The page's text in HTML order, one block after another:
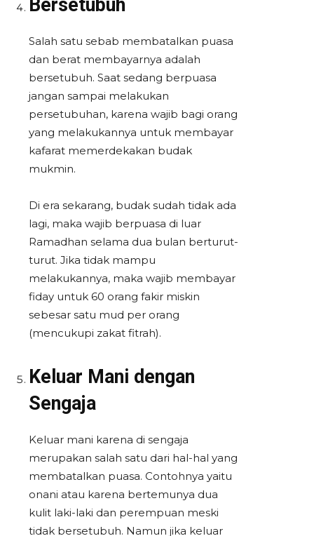
Bersetubuh
Salah satu sebab membatalkan puasa
dan berat membayarnya adalah
bersetubuh. Saat sedang berpuasa
jangan sampai melakukan
persetubuhan, karena wajib bagi orang
yang melakukannya untuk membayar
kafarat memerdekakan budak
mukmin.
Di era sekarang, budak sudah tidak ada
lagi, maka wajib berpuasa di luar
Ramadhan selama dua bulan berturut-
turut. Jika tidak mampu
melakukannya, maka wajib membayar
fiday untuk 60 orang fakir miskin
sebesar satu mud per orang
(mencukupi zakat fitrah).
Keluar Mani dengan
Sengaja
Keluar mani karena di sengaja
merupakan salah satu dari hal-hal yang
membatalkan puasa. Contohnya yaitu
onani atau karena bertemunya dua
kulit laki-laki dan perempuan meski
tidak bersetubuh. Namun jika keluar